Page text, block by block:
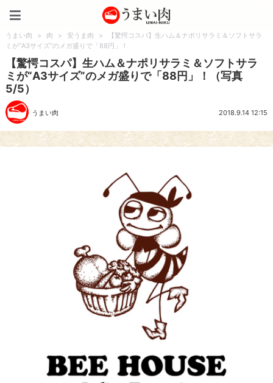
うまい肉 > 肉 > 安うま肉 >
【驚愕コスパ】生ハム＆ナポリサラミ＆ソフトサラ
ミが“A3サイズ”のメガ盛りで「88円」！
【驚愕コスパ】生ハム＆ナポリサラミ＆ソフトサラ
ミが“A3サイズ”のメガ盛りで「88円」！（写真
5/5）
うまい肉 2018.9.14 12:15